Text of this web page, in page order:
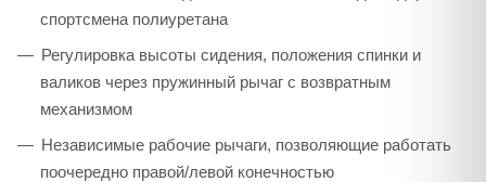
спортсмена полиуретана
Регулировка высоты сидения, положения спинки и
валиков через пружинный рычаг с возвратным
механизмом
Независимые рабочие рычаги, позволяющие работать
поочередно правой/левой конечностью